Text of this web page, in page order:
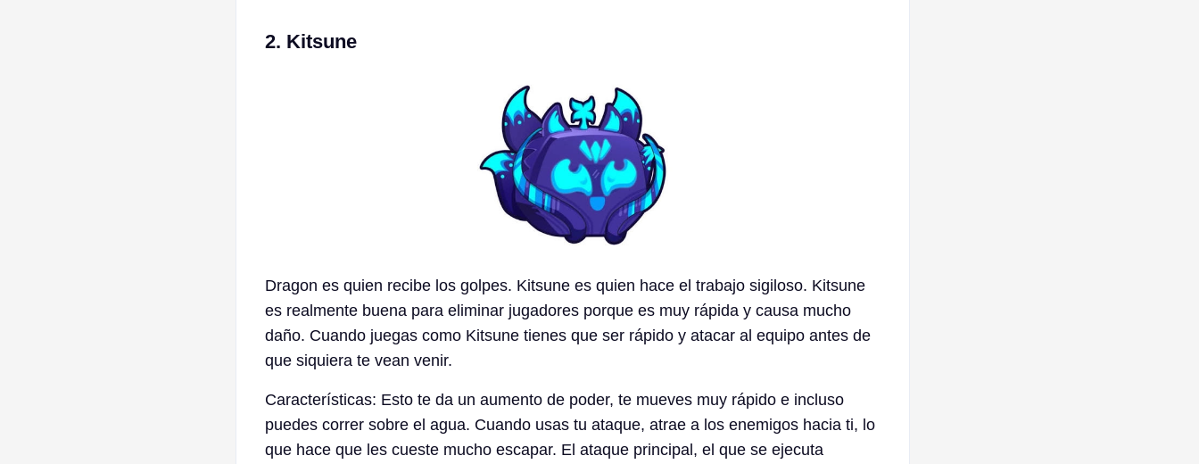
2. Kitsune
Dragon es quien recibe los golpes. Kitsune es quien hace el trabajo sigiloso. Kitsune
es realmente buena para eliminar jugadores porque es muy rápida y causa mucho
daño. Cuando juegas como Kitsune tienes que ser rápido y atacar al equipo antes de
que siquiera te vean venir.
Características: Esto te da un aumento de poder, te mueves muy rápido e incluso
puedes correr sobre el agua. Cuando usas tu ataque, atrae a los enemigos hacia ti, lo
que hace que les cueste mucho escapar. El ataque principal, el que se ejecuta